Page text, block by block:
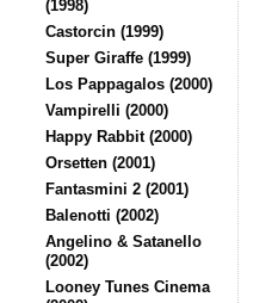
(1998)
Castorcin (1999)
Super Giraffe (1999)
Los Pappagalos (2000)
Vampirelli (2000)
Happy Rabbit (2000)
Orsetten (2001)
Fantasmini 2 (2001)
Balenotti (2002)
Angelino & Satanello
(2002)
Looney Tunes Cinema